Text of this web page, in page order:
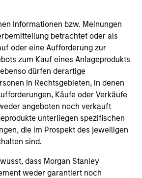
Informationen bzw. Meinungen
betrachtet oder als
oder eine Aufforderung zur
zum Kauf eines Anlageprodukts
dürfen derartige
in Rechtsgebieten, in denen
Käufe oder Verkäufe
angeboten noch verkauft
unterliegen spezifischen
die im Prospekt des jeweiligen
sind.
dass Morgan Stanley
weder garantiert noch
bei der Schweizer Vertretung
du Général-Dufour, 1204 Genf,
Zahlstelle ist Banque Cantonale
l’Ile, 1204 Genf, Schweiz.
des entsprechenden
zur Vermarktung dieses Fonds in
in dem dieser für den Verkauf
dies in Übereinstimmung mit
Begriffe und
können Sie unserer Seite mit
und abzüglich Gebühren
und Kosten, die bei der Ausgabe